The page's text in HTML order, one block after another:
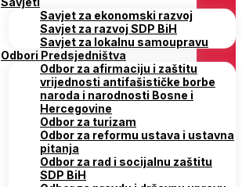
Savjet za ekonomski razvoj
Savjet za razvoj SDP BiH
Savjet za lokalnu samoupravu
Odbori Predsjedništva
Odbor za afirmaciju i zaštitu
vrijednosti antifašističke borbe
naroda i narodnosti Bosne i
Hercegovine
Odbor za turizam
Odbor za reformu ustava i ustavna
pitanja
Odbor za rad i socijalnu zaštitu
SDP BiH